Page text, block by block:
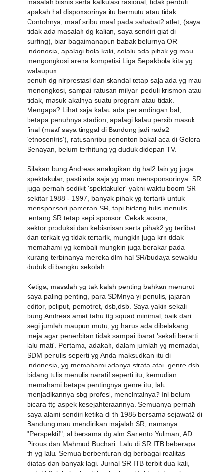
masalah bisnis serta kalkulasi rasional, tidak perduli
apakah hal disponsorinya itu bermutu atau tidak.
Contohnya, maaf sribu maaf pada sahabat2 atlet, (saya
tidak ada masalah dg kalian, saya sendiri giat di
surfing), biar bagaimanapun babak belurnya OR
Indonesia, apalagi bola kaki, selalu ada pihak yg mau
mengongkosi arena kompetisi Liga Sepakbola kita yg
walaupun
penuh dg nirprestasi dan skandal tetap saja ada yg mau
menongkosi, sampai ratusan milyar, peduli krismon atau
tidak, masuk akalnya suatu program atau tidak.
Mengapa? Lihat saja kalau ada pertandingan bal,
betapa penuhnya stadion, apalagi kalau persib masuk
final (maaf saya tinggal di Bandung jadi rada2
'etnosentris'), ratusanribu penonton bakal ada di Gelora
Senayan, belum terhitung yg duduk didepan TV.
Silakan bung Andreas analogikan dg hal2 lain yg juga
spektakular, pasti ada saja yg mau mensponsorinya. SR
juga pernah sedikit 'spektakuler' yakni waktu boom SR
sekitar 1988 - 1997, banyak pihak yg tertarik untuk
mensponsori pameran SR, tapi bidang tulis menulis
tentang SR tetap sepi sponsor. Cekak aosna,
sektor produksi dan kebisnisan serta pihak2 yg terlibat
dan terkait yg tidak tertarik, mungkin juga krn tidak
memahami yg kembali mungkin juga berakar pada
kurang terbinanya mereka dlm hal SR/budaya sewaktu
duduk di bangku sekolah.
Ketiga, masalah yg tak kalah penting bahkan menurut
saya paling penting, para SDMnya yi penulis, jajaran
editor, peliput, pemotret, dsb,dsb. Saya yakin sekali
bung Andreas amat tahu ttg squad minimal, baik dari
segi jumlah maupun mutu, yg harus ada dibelakang
meja agar penerbitan tidak sampai ibarat 'sekali berarti
lalu mati'. Pertama, adakah, dalam jumlah yg memadai,
SDM penulis seperti yg Anda maksudkan itu di
Indonesia, yg memahami adanya strata atau genre dsb
bidang tulis menulis naratif seperti itu, kemudian
memahami betapa pentingnya genre itu, lalu
menjadikannya sbg profesi, mencintainya? Ini belum
bicara ttg aspek kesejahteraannya. Semuanya pernah
saya alami sendiri ketika di th 1985 bersama sejawat2 di
Bandung mau mendirikan majalah SR, namanya
"Perspektif", al bersama dg alm Sanento Yuliman, AD
Pirous dan Mahmud Buchari. Lalu di SR ITB beberapa
th yg lalu. Semua berbenturan dg berbagai realitas
diatas dan banyak lagi. Jurnal SR ITB terbit dua kali,